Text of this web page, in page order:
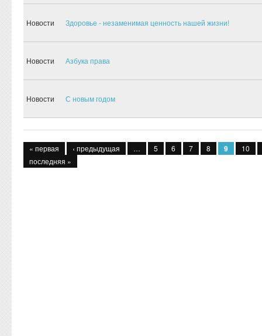
Новости Здоровье - незаменимая ценность нашей жизни!
Новости Азбука права
Новости С новым годом
« первая ‹ предыдущая … 5 6 7 8 9
10
последняя »